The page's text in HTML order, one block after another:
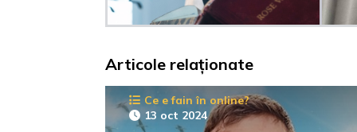
Articole relaționate
Ce e fain în online?
13 oct 2024